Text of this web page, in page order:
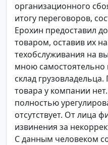
организационного
итогу переговоров,
Ерохин предоставил
товаром, оставив их
техобслуживания на
мною
склад
товара у компании
полностью
отсутствует. От лица
извинения за
С данным человеком